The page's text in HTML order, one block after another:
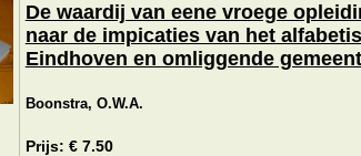
De waardij van eene vroege
naar de impicaties van het
Eindhoven en omliggende
Boonstra, O.W.A.
Prijs: € 7.50